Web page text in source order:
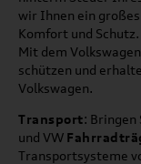
wir Ihnen ein
Komfort und
Mit dem
schützen und
Volkswagen.
Transport: Bringen
und VW
Transportsysteme